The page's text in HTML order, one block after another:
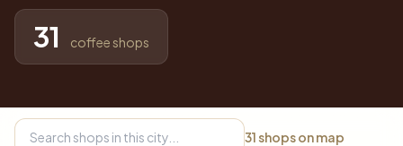
31 coffee shops
31 shops on map